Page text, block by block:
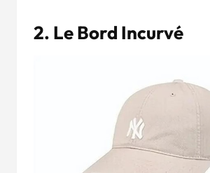
2. Le Bord Incurvé